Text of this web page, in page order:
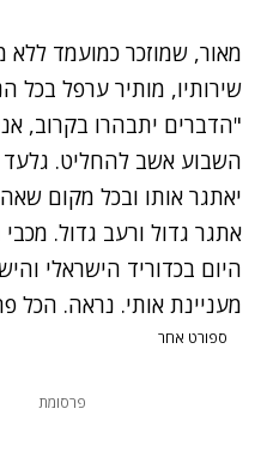
מאור, שמוזכר כמועמד
שירותיו, מותיר ערפל בכל
"הדברים יתבהרו בקרוב,
השבוע אשב להחליט.
יאתגר אותו ובכל מקום
אתגר גדול ורעב גדול.
היום בכדוריד הישראלי
מעניינת אותי. נראה. הכל
ספורט אחר
פרסומת